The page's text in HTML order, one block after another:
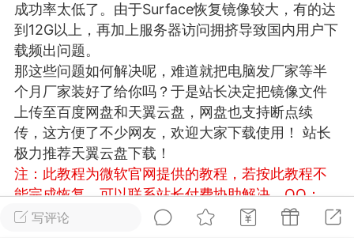
任务
网络
VIP 7
29 21:24
电脑端 Surface Laptop Go 2
Laptop Go 2镜像
网盘下载
Laptop Go 2 i5/8/128 – Windows
写评论
成功率太低了。由于Surface恢复镜像较大，有的达
到12G以上，再加上服务器访问拥挤导致国内用户下
载频出问题。
那这些问题如何解决呢，难道就把电脑发厂家等半
个月厂家装好了给你吗？于是站长决定把镜像文件
上传至百度网盘和天翼云盘，网盘也支持断点续
传，这方便了不少网友，欢迎大家下载使用！ 站长
极力推荐天翼云盘下载！
注：此教程为微软官网提供的教程，若按此教程不
能完成恢复，可以联系站长付费协助解决，QQ：
3326686660
温馨提示：若链接失效请及时留言反